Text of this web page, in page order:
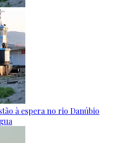
à espera no rio Danúbio